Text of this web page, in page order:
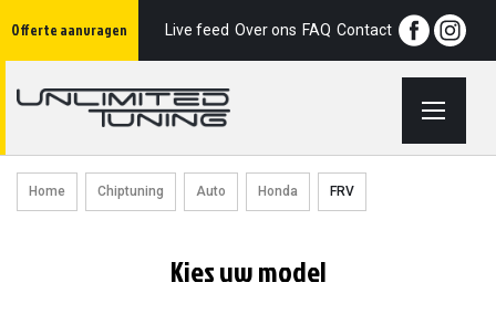
Offerte aanvragen
naarLive feed Over ons FAQ Contact
Home Chiptuning Auto Honda FRV
Kies uw model